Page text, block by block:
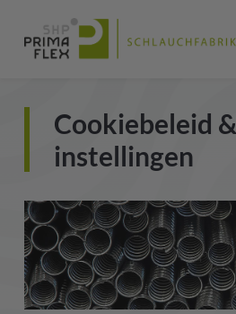
Cookiebeleid &
instellingen